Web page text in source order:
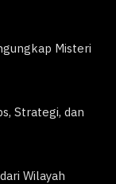
Misteri
Strategi, dan
Wilayah